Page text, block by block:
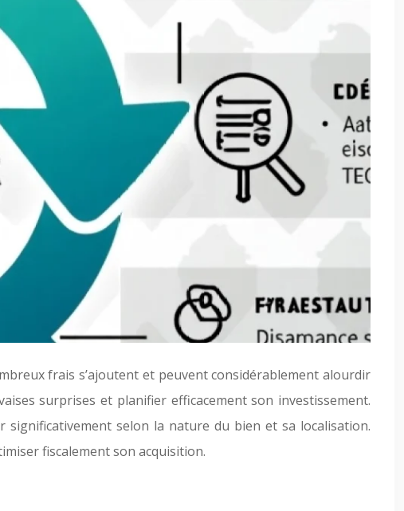
frais s’ajoutent et peuvent considérablement alourdir
surprises et planifier efficacement son investissement.
selon la nature du bien et sa localisation.
fiscalement son acquisition.